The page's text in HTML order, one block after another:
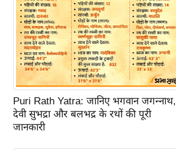
Puri Rath Yatra: जानिए भगवान जगन्नाथ,
देवी सुभद्रा और बलभद्र के रथों की पूरी
जानकारी